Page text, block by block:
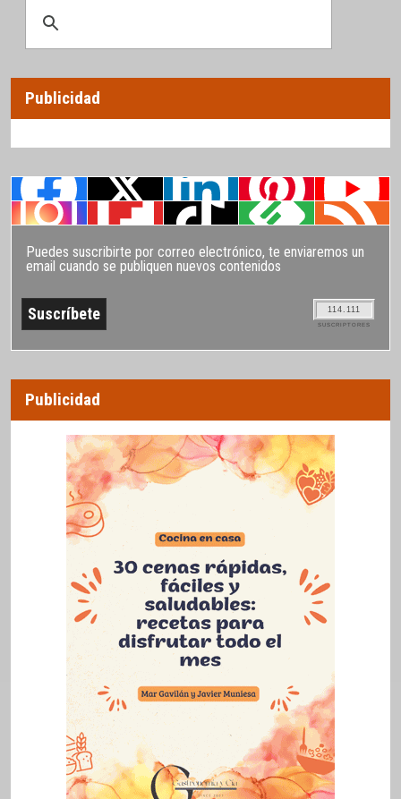
Publicidad
Puedes suscribirte por correo electrónico, te enviaremos un
email cuando se publiquen nuevos contenidos
114.111
SUSCRIPTORES
Publicidad